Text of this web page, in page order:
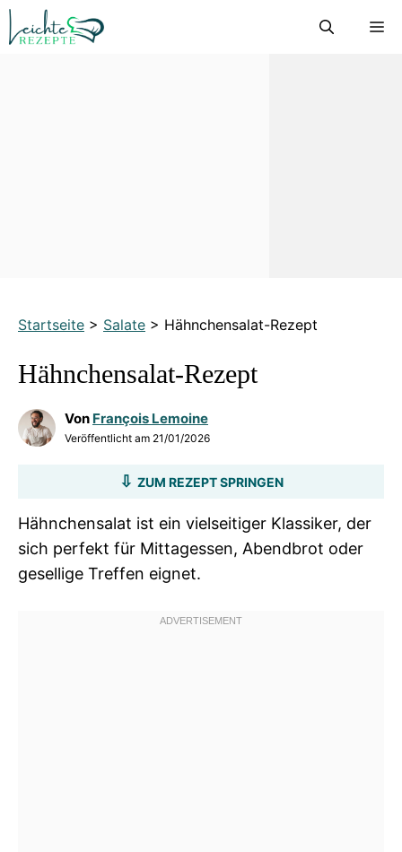
Zum
Inhalt
Startseite > Salate > Hähnchensalat-Rezept
Hähnchensalat-Rezept
Von François Lemoine
Veröffentlicht am 21/01/2026
ZUM REZEPT SPRINGEN
Hähnchensalat ist ein vielseitiger Klassiker, der
sich perfekt für Mittagessen, Abendbrot oder
gesellige Treffen eignet.